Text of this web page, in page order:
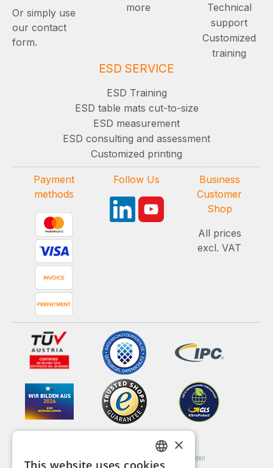
Or simply use
our contact
form.
more
Technical
support
Customized
training
ESD SERVICE
ESD Training
ESD table mats cut-to-size
ESD measurement
ESD consulting and assessment
Customized printing
Payment
methods
Follow Us
Business
Customer
Shop
All prices
excl. VAT
×
This website uses cookies